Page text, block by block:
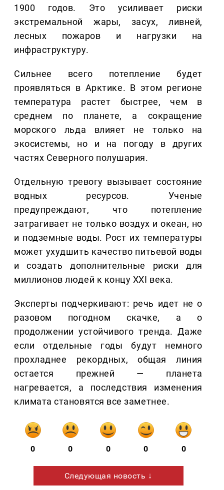
1900 годов. Это усиливает риски
экстремальной жары, засух, ливней,
лесных пожаров и нагрузки на
инфраструктуру.
Сильнее всего потепление будет
проявляться в Арктике. В этом регионе
температура растет быстрее, чем в
среднем по планете, а сокращение
морского льда влияет не только на
экосистемы, но и на погоду в других
частях Северного полушария.
Отдельную тревогу вызывает состояние
водных ресурсов. Ученые
предупреждают, что потепление
затрагивает не только воздух и океан, но
и подземные воды. Рост их температуры
может ухудшить качество питьевой воды
и создать дополнительные риски для
миллионов людей к концу XXI века.
Эксперты подчеркивают: речь идет не о
разовом погодном скачке, а о
продолжении устойчивого тренда. Даже
если отдельные годы будут немного
прохладнее рекордных, общая линия
остается прежней — планета
нагревается, а последствия изменения
климата становятся все заметнее.
0 0 0 0 0
Следующая новость ↓